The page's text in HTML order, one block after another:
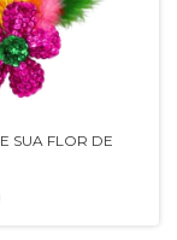
SUA FLOR DE